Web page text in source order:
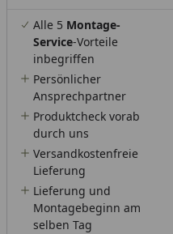
Alle 5 Montage-
Service-Vorteile
inbegriffen
Persönlicher
Ansprechpartner
Produktcheck vorab
durch uns
Versandkostenfreie
Lieferung
Lieferung und
Montagebeginn am
selben Tag